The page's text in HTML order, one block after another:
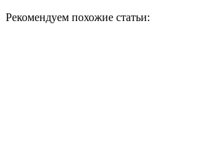
Рекомендуем похожие статьи: